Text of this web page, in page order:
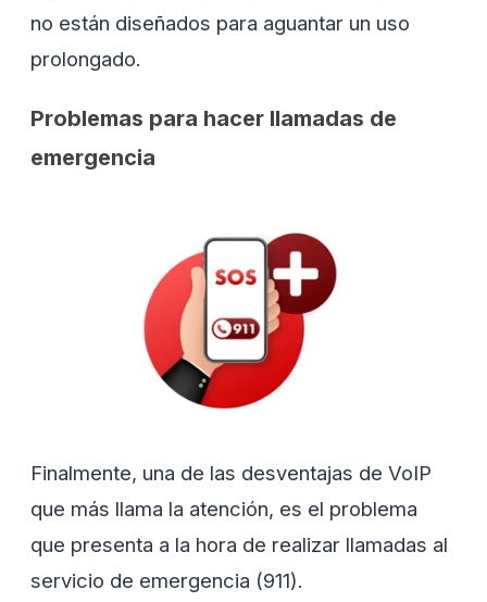
no están diseñados para aguantar un uso
prolongado.
Problemas para hacer llamadas de
emergencia
Finalmente, una de las desventajas de VoIP
que más llama la atención, es el problema
que presenta a la hora de realizar llamadas al
servicio de emergencia (911).